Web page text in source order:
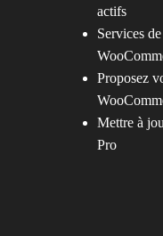
actifs
Services
Proposez
Mettre à
Pro